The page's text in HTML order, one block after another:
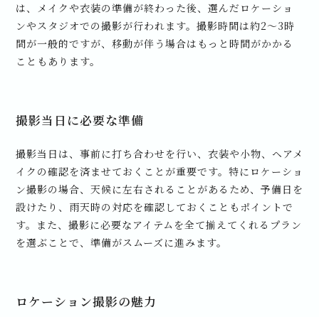
は、メイクや衣装の準備が終わった後、選んだロケーショ
ンやスタジオでの撮影が行われます。撮影時間は約2〜3時
間が一般的ですが、移動が伴う場合はもっと時間がかかる
こともあります。
撮影当日に必要な準備
撮影当日は、事前に打ち合わせを行い、衣装や小物、ヘアメ
イクの確認を済ませておくことが重要です。特にロケーショ
ン撮影の場合、天候に左右されることがあるため、予備日を
設けたり、雨天時の対応を確認しておくこともポイントで
す。また、撮影に必要なアイテムを全て揃えてくれるプラン
を選ぶことで、準備がスムーズに進みます。
ロケーション撮影の魅力